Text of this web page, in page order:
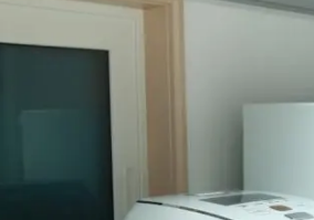
はさまざまなサイズがありますが、小
どの問題があります。ここでは、電子